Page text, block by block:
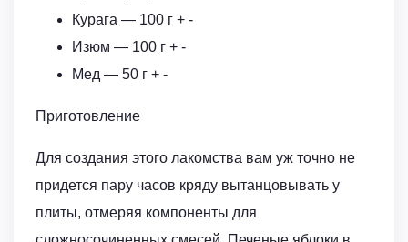
Курага — 100 г + -
Изюм — 100 г + -
Мед — 50 г + -
Приготовление
Для создания этого лакомства вам уж точно не
придется пару часов кряду вытанцовывать у
плиты, отмеряя компоненты для